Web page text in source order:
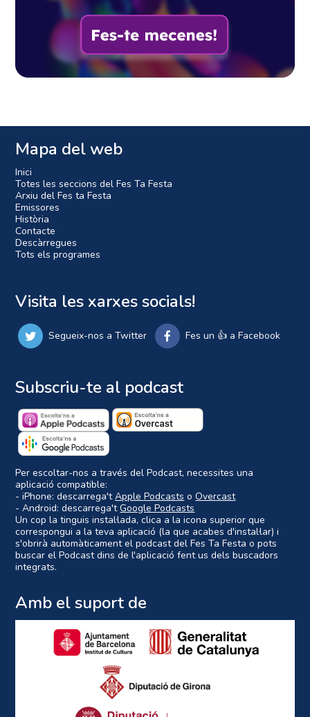
Mapa del web
Inici
Totes les seccions del Fes Ta Festa
Arxiu del Fes ta Festa
Emissores
Història
Contacte
Descàrregues
Tots els programes
Visita les xarxes socials!
Segueix-nos a Twitter Fes un 👍 a Facebook
Subscriu-te al podcast
Per escoltar-nos a través del Podcast, necessites una
aplicació compatible:
- iPhone: descarrega'tApple Podcasts oOvercast
- Android: descarrega'tGoogle Podcasts
Un cop la tinguis instal·lada, clica a la icona superior que
correspongui a la teva aplicació (la que acabes d'instal·lar) i
s'obrirà automàticament el podcast del Fes Ta Festa o pots
buscar el Podcast dins de l'aplicació fent us dels buscadors
integrats.
Amb el suport de